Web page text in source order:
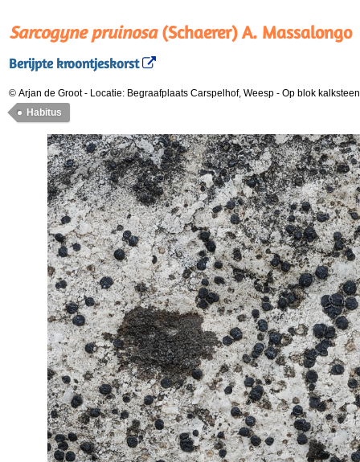
Sarcogyne pruinosa(Schaerer) A. Massalongo
Berijpte kroontjeskorst
© Arjan de Groot- Locatie: Begraafplaats Carspelhof, Weesp - Op blok
Habitus